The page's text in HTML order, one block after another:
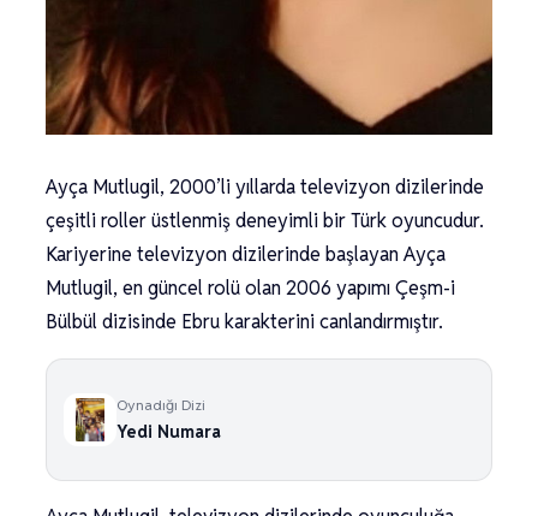
Ayça Mutlugil, 2000’li yıllarda televizyon dizilerinde
çeşitli roller üstlenmiş deneyimli bir Türk oyuncudur.
Kariyerine televizyon dizilerinde başlayan Ayça
Mutlugil, en güncel rolü olan 2006 yapımı Çeşm-i
Bülbül dizisinde Ebru karakterini canlandırmıştır.
Oynadığı Dizi
Yedi Numara